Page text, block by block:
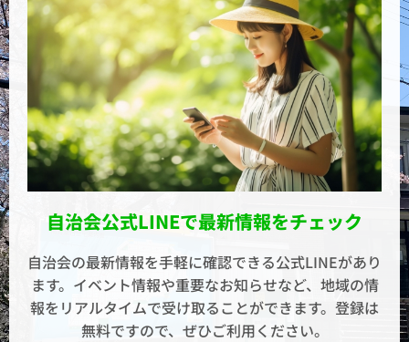
自治会公式LINEで最新情報をチェック
自治会の最新情報を手軽に確認できる公式LINEがあり
ます。イベント情報や重要なお知らせなど、地域の情
報をリアルタイムで受け取ることができます。登録は
無料ですので、ぜひご利用ください。